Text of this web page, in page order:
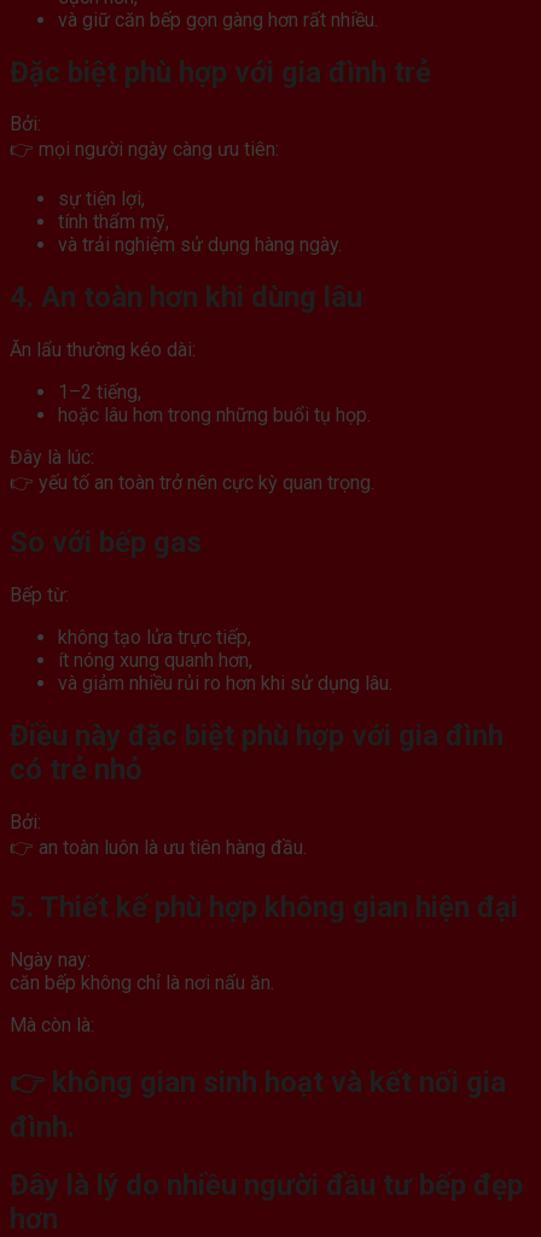
và giữ căn bếp gọn gàng hơn rất nhiều.
Đặc biệt phù hợp với gia đình trẻ
Bởi:
👉 mọi người ngày càng ưu tiên:
sự tiện lợi,
tính thẩm mỹ,
và trải nghiệm sử dụng hàng ngày.
4. An toàn hơn khi dùng lâu
Ăn lẩu thường kéo dài:
1–2 tiếng,
hoặc lâu hơn trong những buổi tụ họp.
Đây là lúc:
👉 yếu tố an toàn trở nên cực kỳ quan trọng.
So với bếp gas
Bếp từ:
không tạo lửa trực tiếp,
ít nóng xung quanh hơn,
và giảm nhiều rủi ro hơn khi sử dụng lâu.
Điều này đặc biệt phù hợp với gia đình
có trẻ nhỏ
Bởi:
👉 an toàn luôn là ưu tiên hàng đầu.
5. Thiết kế phù hợp không gian hiện đại
Ngày nay:
căn bếp không chỉ là nơi nấu ăn.
Mà còn là:
👉 không gian sinh hoạt và kết nối gia
đình.
Đây là lý do nhiều người đầu tư bếp đẹp
hơn